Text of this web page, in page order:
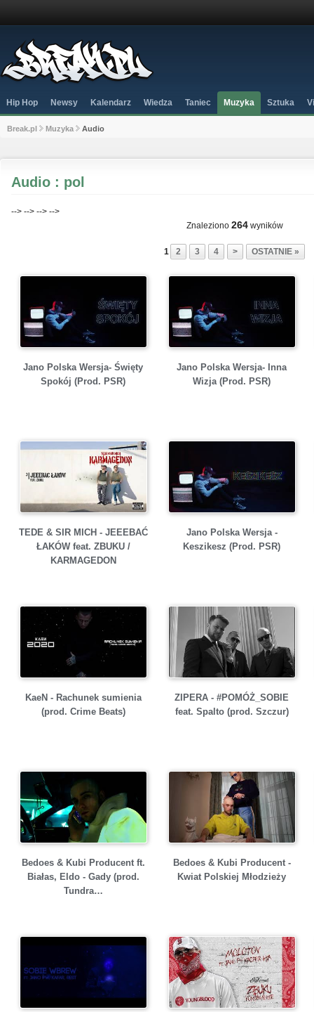
Hip Hop Newsy Kalendarz Wiedza Taniec Muzyka Sztuka
Break.pl Muzyka Audio
Audio : pol
--> --> --> -->
Znaleziono 264 wyników
1 2 3 4 > OSTATNIE »
Jano Polska Wersja- Święty
Spokój (Prod. PSR)
Jano Polska Wersja- Inna
Wizja (Prod. PSR)
TEDE & SIR MICH - JEEEBAĆ
ŁAKÓW feat. ZBUKU /
KARMAGEDON
Jano Polska Wersja -
Keszikesz (Prod. PSR)
KaeN - Rachunek sumienia
(prod. Crime Beats)
ZIPERA - #POMÓŻ_SOBIE
feat. Spalto (prod. Szczur)
Bedoes & Kubi Producent ft.
Białas, Eldo - Gady (prod.
Tundra…
Bedoes & Kubi Producent -
Kwiat Polskiej Młodzieży